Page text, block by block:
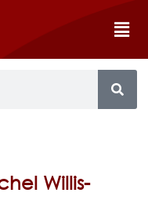
Willis-